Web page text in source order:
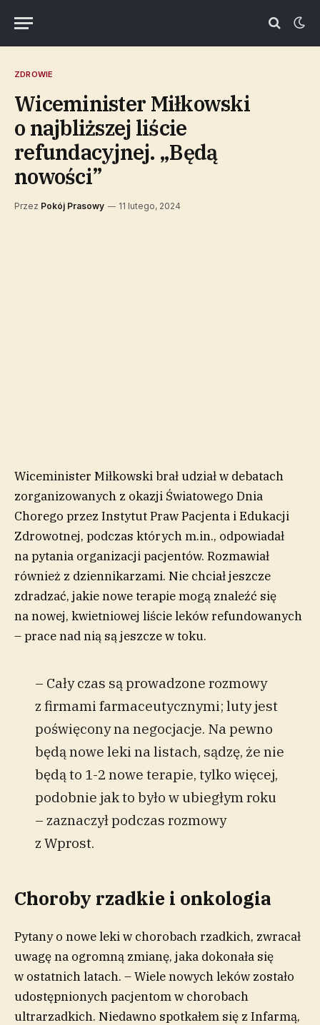
ZDROWIE
Wiceminister Miłkowski
o najbliższej liście
refundacyjnej. „Będą
nowości”
Przez Pokój Prasowy 11 lutego, 2024
Wiceminister Miłkowski brał udział w debatach
zorganizowanych z okazji Światowego Dnia
Chorego przez Instytut Praw Pacjenta i Edukacji
Zdrowotnej, podczas których m.in., odpowiadał
na pytania organizacji pacjentów. Rozmawiał
również z dziennikarzami. Nie chciał jeszcze
zdradzać, jakie nowe terapie mogą znaleźć się
na nowej, kwietniowej liście leków refundowanych
– prace nad nią są jeszcze w toku.
– Cały czas są prowadzone rozmowy
z firmami farmaceutycznymi; luty jest
poświęcony na negocjacje. Na pewno
będą nowe leki na listach, sądzę, że nie
będą to 1-2 nowe terapie, tylko więcej,
podobnie jak to było w ubiegłym roku
– zaznaczył podczas rozmowy
z Wprost.
Choroby rzadkie i onkologia
Pytany o nowe leki w chorobach rzadkich, zwracał
uwagę na ogromną zmianę, jaka dokonała się
w ostatnich latach. – Wiele nowych leków zostało
udostępnionych pacjentom w chorobach
ultrarzadkich. Niedawno spotkałem się z Infarmą,